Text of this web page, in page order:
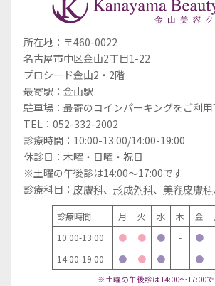
所在地：〒460-0022
名古屋市中区金山2丁目1-22
プロシード金山2・2階
最寄駅：金山駅
駐車場：最寄のコインパーキングをご利
TEL：052-332-2002
診療時間：10:00-13:00/14:00-19:00
休診日：木曜・日曜・祝日
※土曜の午後診は14:00～17:00です
診療科目： 皮膚科、 形成外科、 美容皮膚科、
診療時間 月 火 水 木 金
10:00-13:00
● ● ● - ●
14:00-19:00
● ● ● - ●
※土曜の午後診は14:00～17:00